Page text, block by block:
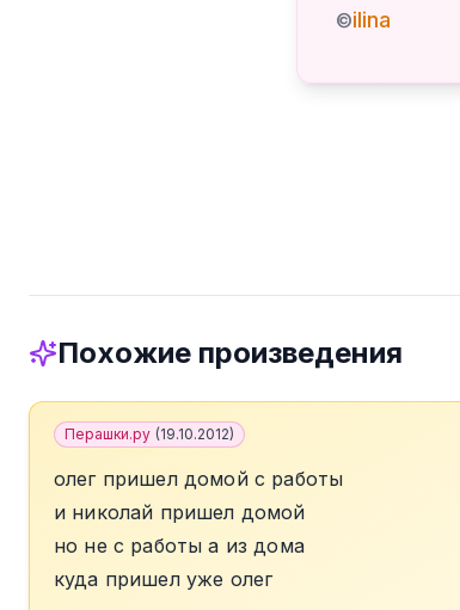
©ilina
Похожие произведения
Перашки.ру (19.10.2012)
олег пришел домой с работы
и николай пришел домой
но не с работы а из дома
куда пришел уже олег